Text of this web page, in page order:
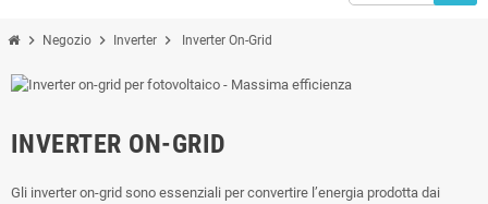
chevron_right Negozio chevron_right Inverter chevron_right Inverter On-Grid
INVERTER ON-GRID
Gli inverter on-grid sono essenziali per convertire l’energia prodotta dai